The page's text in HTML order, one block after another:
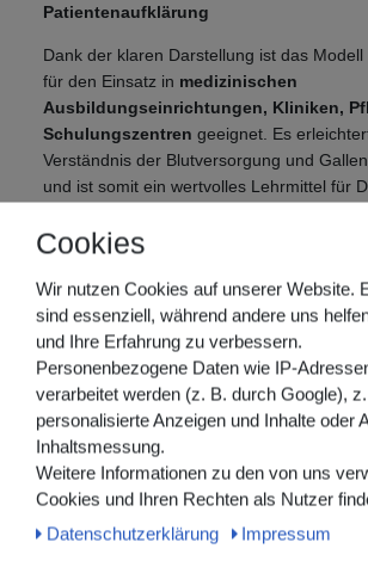
Patientenaufklärung
Dank der klaren Darstellung ist das
für den Einsatz in medizinischen
Ausbildungseinrichtungen, Kliniken,
Schulungszentren geeignet. Es
Verständnis der Blutversorgung und
und ist somit ein wertvolles Lehrmittel für
Maßstab: 1,5-fache Lebensgröße
Material: Hochwertiger PVC-
Montage: Auf stabilem Sockel
Darstellung: Mehrfarbige Gefäß-
Einsatzbereich: Ausbildung, Lehre,
Patientenaufklärung
Cookies
Wir nutzen Cookies auf unserer Website.
sind essenziell, während andere uns
und Ihre Erfahrung zu verbessern.
Personenbezogene Daten wie IP-
verarbeitet werden (z. B. durch Google),
personalisierte Anzeigen und Inhalte oder
Inhaltsmessung.
Weitere Informationen zu den von uns
Cookies und Ihren Rechten als Nutzer
Daten­schutz­erklärung
Impressum